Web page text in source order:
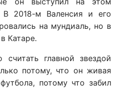
2018-м Валенсия и его
на мундиаль, но в
Катаре.
главной звездой
потому, что он живая
потому что забил